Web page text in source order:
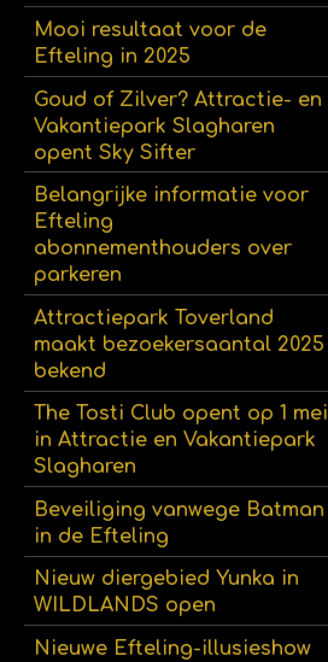
Mooi resultaat voor de
Efteling in 2025
Goud of Zilver? Attractie- en
Vakantiepark Slagharen
opent Sky Sifter
Belangrijke informatie voor
Efteling
abonnementhouders over
parkeren
Attractiepark Toverland
maakt bezoekersaantal 2025
bekend
The Tosti Club opent op 1 mei
in Attractie en Vakantiepark
Slagharen
Beveiliging vanwege Batman
in de Efteling
Nieuw diergebied Yunka in
WILDLANDS open
Nieuwe Efteling-illusieshow